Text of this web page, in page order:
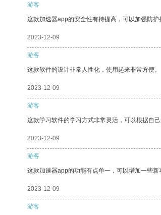
游客
这款加速器app的安全性有待提高，可以加强防护
2023-12-09
游客
这款软件的设计非常人性化，使用起来非常方便。
2023-12-09
游客
这款学习软件的学习方式非常灵活，可以根据自
2023-12-09
游客
这款加速器app的功能有点单一，可以增加一些新
2023-12-09
游客